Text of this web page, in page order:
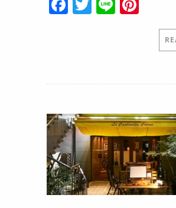
F
b
o
k
T
Li
st